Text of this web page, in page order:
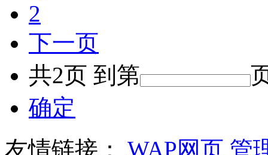
2
下一页
共2页 到第
确定
友情链接：
WAP网页 管